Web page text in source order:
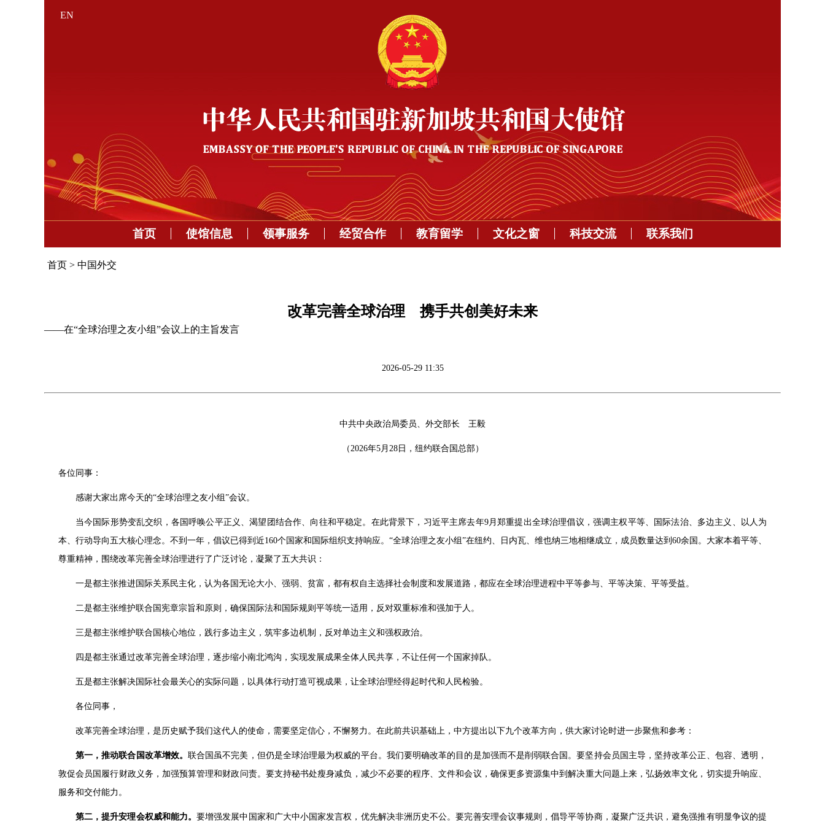
EN
首页 使馆信息 领事服务 经贸合作 教育留学 文化之窗 科技交流 联系我们
首页 > 中国外交
改革完善全球治理 携手共创美好未来
——在“全球治理之友小组”会议上的主旨发言
2026-05-29 11:35
中共中央政治局委员、外交部长 王毅
（2026年5月28日，纽约联合国总部）
各位同事：
感谢大家出席今天的“全球治理之友小组”会议。
当今国际形势变乱交织，各国呼唤公平正义、渴望团结合作、向往和平稳定。在此背景下，习近平主席去年9月郑重提出全球治理倡议，强调主权平等、国际法治、多边主义、以人为
本、行动导向五大核心理念。不到一年，倡议已得到近160个国家和国际组织支持响应。“全球治理之友小组”在纽约、日内瓦、维也纳三地相继成立，成员数量达到60余国。大家本着平等、
尊重精神，围绕改革完善全球治理进行了广泛讨论，凝聚了五大共识：
一是都主张推进国际关系民主化，认为各国无论大小、强弱、贫富，都有权自主选择社会制度和发展道路，都应在全球治理进程中平等参与、平等决策、平等受益。
二是都主张维护联合国宪章宗旨和原则，确保国际法和国际规则平等统一适用，反对双重标准和强加于人。
三是都主张维护联合国核心地位，践行多边主义，筑牢多边机制，反对单边主义和强权政治。
四是都主张通过改革完善全球治理，逐步缩小南北鸿沟，实现发展成果全体人民共享，不让任何一个国家掉队。
五是都主张解决国际社会最关心的实际问题，以具体行动打造可视成果，让全球治理经得起时代和人民检验。
各位同事，
改革完善全球治理，是历史赋予我们这代人的使命，需要坚定信心，不懈努力。在此前共识基础上，中方提出以下九个改革方向，供大家讨论时进一步聚焦和参考：
第一，推动联合国改革增效。 联合国虽不完美，但仍是全球治理最为权威的平台。我们要明确改革的目的是加强而不是削弱联合国。要坚持会员国主导，坚持改革公正、包容、透明，
敦促会员国履行财政义务，加强预算管理和财政问责。要支持秘书处瘦身减负，减少不必要的程序、文件和会议，确保更多资源集中到解决重大问题上来，弘扬效率文化，切实提升响应、
服务和交付能力。
第二，提升安理会权威和能力。要增强发展中国家和广大中小国家发言权，优先解决非洲历史不公。要完善安理会议事规则，倡导平等协商，凝聚广泛共识，避免强推有明显争议的提